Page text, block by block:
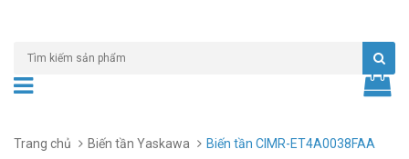
Trang chủ Biến tần Yaskawa Biến tần CIMR-ET4A0038FAA